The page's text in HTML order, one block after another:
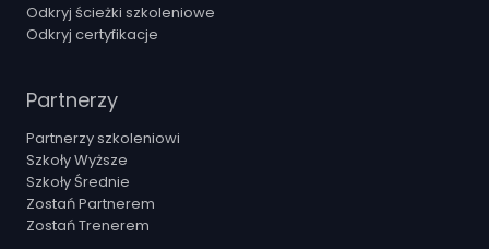
Odkryj ścieżki szkoleniowe
Odkryj certyfikacje
Partnerzy
Partnerzy szkoleniowi
Szkoły Wyższe
Szkoły Średnie
Zostań Partnerem
Zostań Trenerem